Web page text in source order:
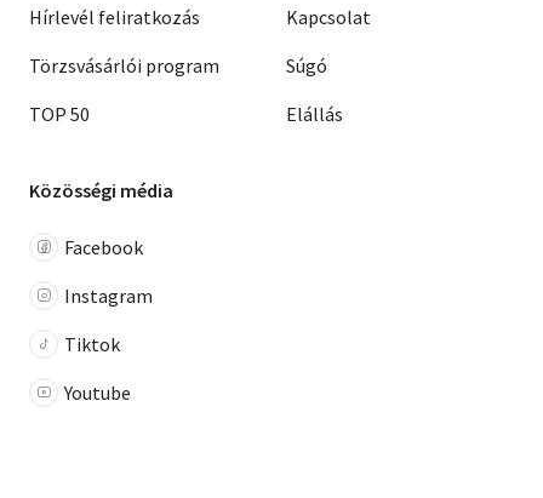
Hírlevél feliratkozás
Törzsvásárlói program
TOP 50
Kapcsolat
Súgó
Elállás
Közösségi média
Facebook
Instagram
Tiktok
Youtube